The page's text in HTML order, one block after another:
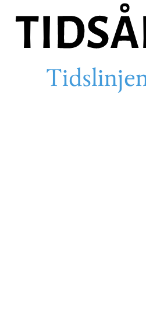
hovedinnhold
Main